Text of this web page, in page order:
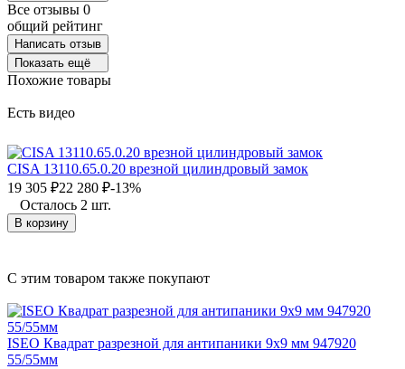
Все отзывы 0
общий рейтинг
Написать отзыв
Показать ещё
Похожие товары
Есть видео
CISA 13110.65.0.20 врезной цилиндровый замок
19 305 ₽22 280 ₽-13%
Осталось 2 шт.
В корзину
C этим товаром также покупают
ISEO Квадрат разрезной для антипаники 9x9 мм 947920
55/55мм